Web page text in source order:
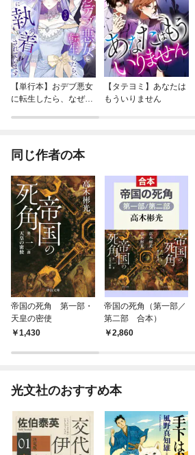
【単行本】おデブ悪女
に転生したら、なぜか
【タテヨミ】あなたは
もういりません
同じ作者の本
帝国の死角 第一部・
天皇の密使
1,430
帝国の死角（第一部／
第二部 合本）
2,860
光文社のおすすめ本